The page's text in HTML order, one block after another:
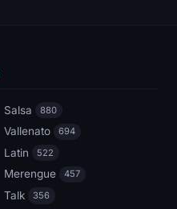
Salsa 880
Vallenato 694
Latin 522
Merengue 457
Talk 356